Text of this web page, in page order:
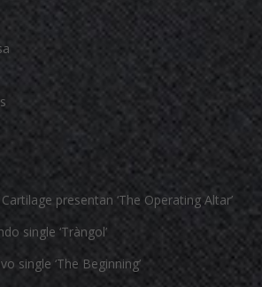
presentan ‘The Operating Altar’
single ‘Tràngol’
single ‘The Beginning’